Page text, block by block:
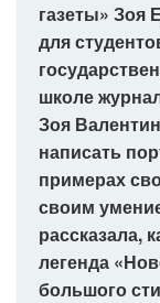
газеты» Зоя
для
школе
Зоя
написать
примерах
своим
рассказала,
легенда
большого